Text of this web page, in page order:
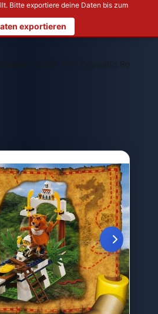
Bitte exportiere deine Daten bis zum
exportieren
LEGO 7411 Tygurah's Roar